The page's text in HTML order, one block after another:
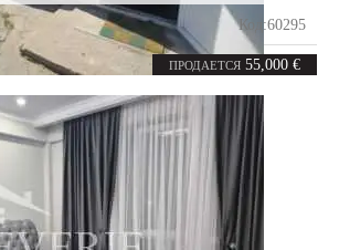
ПРОДАЕТСЯ 55,000 €
Код:60295
3комнаты 62 m²